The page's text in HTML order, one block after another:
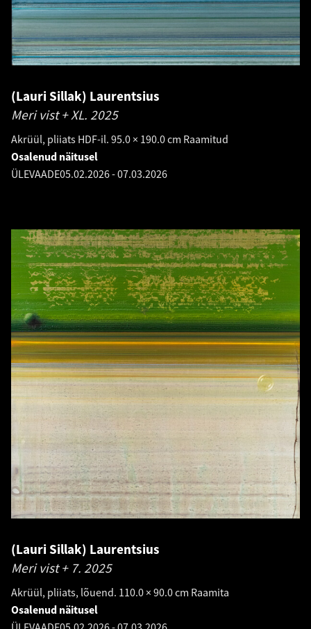
(Lauri Sillak) Laurentsius
Meri vist + XL. 2025
Akrüül, pliiats HDF-il. 95.0 × 190.0 cm Raamitud
Osalenud näitusel
ÜLEVAADE05.02.2026-07.03.2026
(Lauri Sillak) Laurentsius
Meri vist + 7. 2025
Akrüül, pliiats, lõuend. 110.0 × 90.0 cm Raamita
Osalenud näitusel